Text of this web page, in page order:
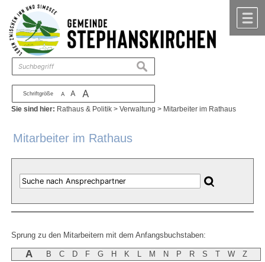
Zum Inhalt ,zur Navigation
Schriftgröße A A A
suchen
Sie sind hier: Rathaus & Politik >Verwaltung > Mitarbeiter im Rathaus
Mitarbeiter im Rathaus
Sprung zu den Mitarbeitern mit dem Anfangsbuchstaben:
A B C D F G H K L M N P R S T W Z